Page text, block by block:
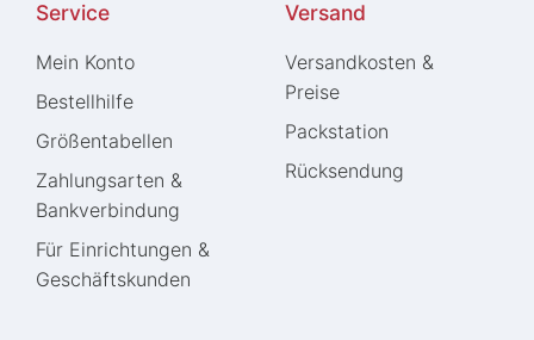
Service
Mein Konto
Bestellhilfe
Größentabellen
Zahlungsarten &
Bankverbindung
Für Einrichtungen &
Geschäftskunden
Versand
Versandkosten &
Preise
Packstation
Rücksendung